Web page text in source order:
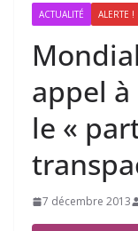
ACTUALITÉ ALERTE !
appel
le «
7 décembre 2013